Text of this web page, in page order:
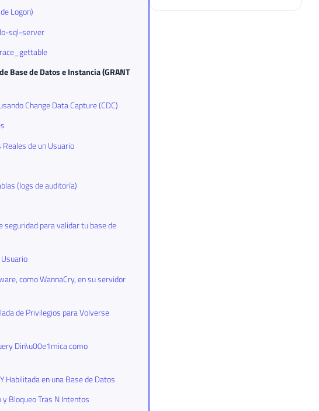
Logon)
sql-server
Base de Datos e Instancia (GRANT
Change Data Capture (CDC)
de un Usuario
(logs de auditoría)
seguridad para validar tu base de
como WannaCry, en su servidor
de Privilegios para Volverse
Din\u00e1mica como
Habilitada en una Base de Datos
Bloqueo Tras N Intentos